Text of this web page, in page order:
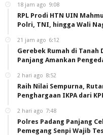
18 jam ago 9:08
RPL Prodi HTN UIN
Polri, TNI, hingga Wali
21 jam ago 6:12
Gerebek Rumah di
Panjang Amankan
2 hari ago 8:52
Raih Nilai Sempurna,
Penghargaan IKPA dari
2 hari ago 7:48
Polres Padang Panjang
Pemegang Senpi Wajib